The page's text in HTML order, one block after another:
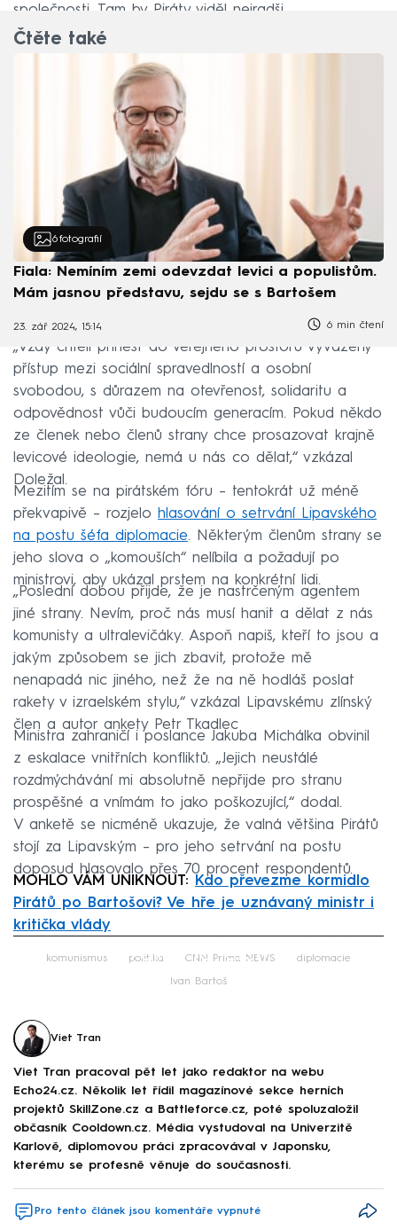
společnosti. Tam by Piráty viděl nejradši.
Čtěte také
6 fotografií
Fiala: Nemíním zemi odevzdat levici a populistům.
Mám jasnou představu, sejdu se s Bartošem
23. zář 2024, 15:14 6 min čtení
„Vždy chtěli přinést do veřejného prostoru vyvážený
přístup mezi sociální spravedlností a osobní
svobodou, s důrazem na otevřenost, solidaritu a
odpovědnost vůči budoucím generacím. Pokud někdo
ze členek nebo členů strany chce prosazovat krajně
levicové ideologie, nemá u nás co dělat,“ vzkázal
Doležal.
Mezitím se na pirátském fóru – tentokrát už méně
překvapivě – rozjelo hlasování o setrvání Lipavského
na postu šéfa diplomacie. Některým členům strany se
jeho slova o „komouších“ nelíbila a požadují po
ministrovi, aby ukázal prstem na konkrétní lidi.
„Poslední dobou přijde, že je nastrčeným agentem
jiné strany. Nevím, proč nás musí hanit a dělat z nás
komunisty a ultralevičáky. Aspoň napiš, kteří to jsou a
jakým způsobem se jich zbavit, protože mě
nenapadá nic jiného, než že na ně hodláš poslat
rakety v izraelském stylu,“ vzkázal Lipavskému zlínský
člen a autor ankety Petr Tkadlec
Ministra zahraničí i poslance Jakuba Michálka obvinil
z eskalace vnitřních konfliktů. „Jejich neustálé
rozdmýchávání mi absolutně nepřijde pro stranu
prospěšné a vnímám to jako poškozující,“ dodal.
V anketě se nicméně ukazuje, že valná většina Pirátů
stojí za Lipavským – pro jeho setrvání na postu
doposud hlasovalo přes 70 procent respondentů.
MOHLO VÁM UNIKNOUT:
Kdo převezme kormidlo
Pirátů po Bartošovi? Ve hře je uznávaný ministr i
kritička vlády
Failed to fetch
komunismus politika CNN Prima NEWS diplomacie
Ivan Bartoš
Viet Tran
Viet Tran pracoval pět let jako redaktor na webu
Echo24.cz. Několik let řídil magazínové sekce herních
projektů SkillZone.cz a Battleforce.cz, poté spoluzaložil
občasník Cooldown.cz. Média vystudoval na Univerzitě
Karlově, diplomovou práci zpracovával v Japonsku,
kterému se profesně věnuje do současnosti.
Pro tento článek jsou komentáře vypnuté